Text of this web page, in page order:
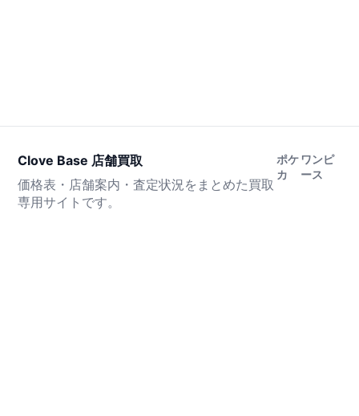
Clove Base 店舗買取
価格表・店舗案内・査定状況をまとめた買取
専用サイトです。
ポケ
カ
ワンピ
ース